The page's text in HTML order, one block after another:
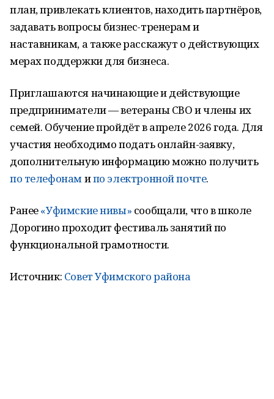
план, привлекать клиентов, находить партнёров,
задавать вопросы бизнес-тренерам и
наставникам, а также расскажут о действующих
мерах поддержки для бизнеса.
Приглашаются начинающие и действующие
предприниматели — ветераны СВО и члены их
семей. Обучение пройдёт в апреле 2026 года. Для
участия необходимо подать онлайн-заявку,
дополнительную информацию можно получить
по телефонамипо электронной почте.
Ранее«Уфимские нивы» сообщали, что в школе
Дорогино проходит фестиваль занятий по
функциональной грамотности.
Источник: Совет Уфимского района